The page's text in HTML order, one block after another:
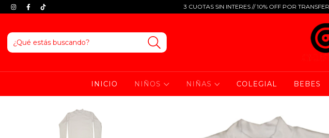
3 CUOTAS SIN INTERES // 10% OFF POR
INICIO NIÑOS NIÑAS COLEGIAL BEBES